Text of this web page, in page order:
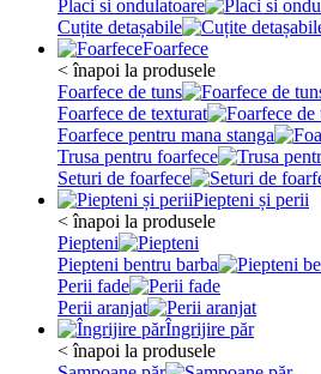
Placi si ondulatoare
Cuțite detașabile
Foarfece
< înapoi la produsele
Foarfece de tuns
Foarfece de texturat
Foarfece pentru mana stanga
Trusa pentru foarfece
Seturi de foarfece
Piepteni și perii
< înapoi la produsele
Piepteni
Piepteni bentru barba
Perii fade
Perii aranjat
Îngrijire păr
< înapoi la produsele